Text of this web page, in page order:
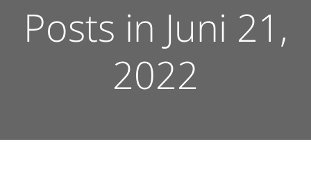
Posts in Juni 21,
2022